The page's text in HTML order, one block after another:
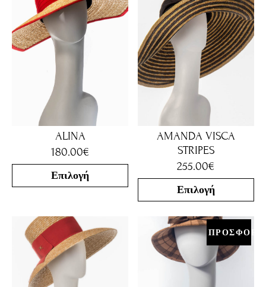
ALINA
180.00€
Επιλογή
AMANDA VISCA
STRIPES
255.00€
Επιλογή
ΠΡΟΣΦΟΡΑ!